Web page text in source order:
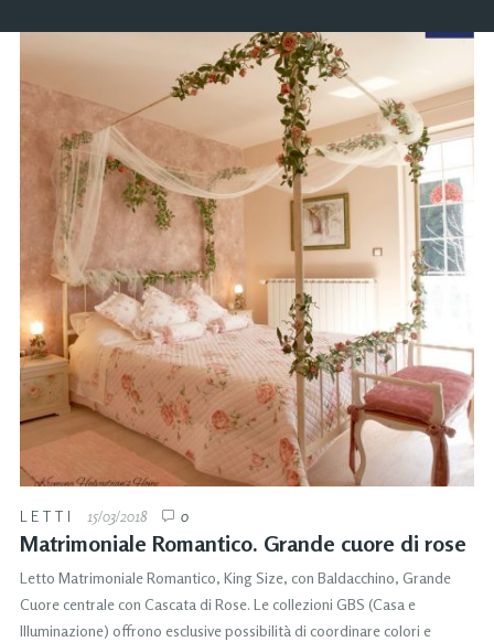
LETTI 15/03/2018 0
Matrimoniale Romantico. Grande cuore di rose
Letto Matrimoniale Romantico, King Size, con Baldacchino, Grande
Cuore centrale con Cascata di Rose. Le collezioni GBS (Casa e
Illuminazione) offrono esclusive possibilità di coordinare colori e